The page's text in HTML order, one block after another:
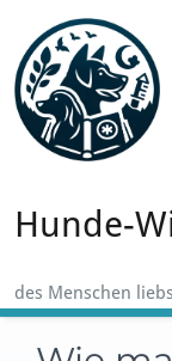
content
Hunde-
des Menschen